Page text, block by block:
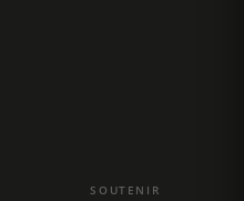
SOUTENIR